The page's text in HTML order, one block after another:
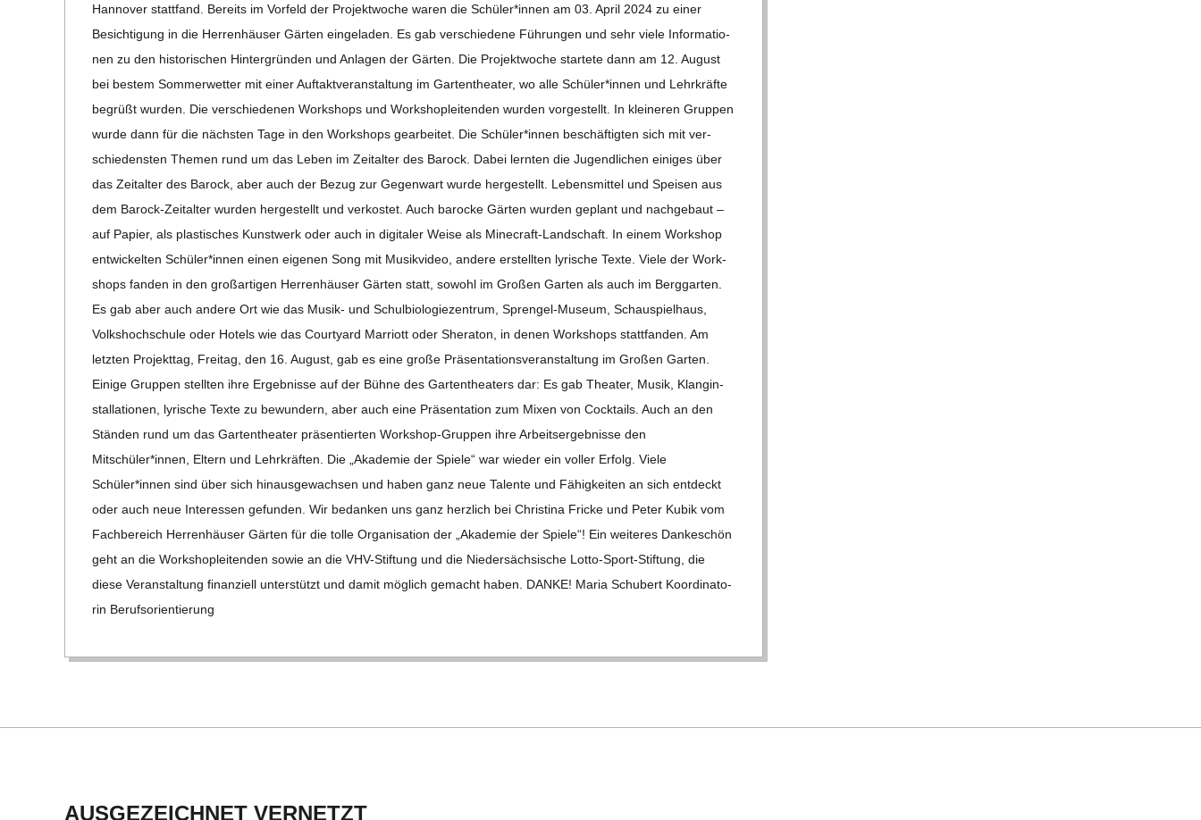
Han­no­ver statt­fand. Bereits im Vor­feld der Pro­jekt­wo­che waren die Schüler*innen am 03. April 2024 zu einer
Besich­ti­gung in die Her­ren­häu­ser Gär­ten ein­ge­la­den. Es gab ver­schie­dene Füh­run­gen und sehr viele Infor­ma­tio­
nen zu den his­to­ri­schen Hin­ter­grün­den und Anla­gen der Gär­ten. Die Pro­jekt­wo­che star­tete dann am 12. August
bei bes­tem Som­mer­wet­ter mit einer Auf­takt­ver­an­stal­tung im Gar­ten­thea­ter, wo alle Schüler*innen und Lehr­kräfte
begrüßt wur­den. Die ver­schie­de­nen Work­shops und Work­shop­lei­ten­den wur­den vor­ge­stellt. In klei­ne­ren Grup­pen
wurde dann für die nächs­ten Tage in den Work­shops gear­bei­tet. Die Schüler*innen beschäf­tig­ten sich mit ver­
schie­dens­ten The­men rund um das Leben im Zeit­al­ter des Barock. Dabei lern­ten die Jugend­li­chen eini­ges über
das Zeit­al­ter des Barock, aber auch der Bezug zur Gegen­wart wurde her­ge­stellt. Lebens­mit­tel und Spei­sen aus
dem Barock-Zei­t­al­­ter wur­den her­ge­stellt und ver­kos­tet. Auch baro­cke Gär­ten wur­den geplant und nach­ge­baut –
auf Papier, als plas­ti­sches Kunst­werk oder auch in digi­ta­ler Weise als Mine­­craft-Lan­d­­schaft. In einem Work­shop
ent­wi­ckel­ten Schüler*innen einen eige­nen Song mit Musik­vi­deo, andere erstell­ten lyri­sche Texte. Viele der Work­
shops fan­den in den groß­ar­ti­gen Her­ren­häu­ser Gär­ten statt, sowohl im Gro­ßen Gar­ten als auch im Berg­gar­ten.
Es gab aber auch andere Ort wie das Musik- und Schul­bio­lo­gie­zen­trum, Spren­­gel-Museum, Schau­spiel­haus,
Volks­hoch­schule oder Hotels wie das Cour­ty­ard Mar­riott oder She­ra­ton, in denen Work­shops statt­fan­den. Am
letz­ten Pro­jekt­tag, Frei­tag, den 16. August, gab es eine große Prä­sen­ta­ti­ons­ver­an­stal­tung im Gro­ßen Gar­ten.
Einige Grup­pen stell­ten ihre Ergeb­nisse auf der Bühne des Gar­ten­thea­ters dar: Es gab Thea­ter, Musik, Klang­in­
stal­la­tio­nen, lyri­sche Texte zu bewun­dern, aber auch eine Prä­sen­ta­tion zum Mixen von Cock­tails. Auch an den
Stän­den rund um das Gar­ten­thea­ter prä­sen­tier­ten Work­­shop-Grup­­pen ihre Arbeits­er­geb­nisse den
Mitschüler*innen, Eltern und Lehr­kräf­ten. Die „Aka­de­mie der Spiele“ war wie­der ein vol­ler Erfolg. Viele
Schüler*innen sind über sich hin­aus­ge­wach­sen und haben ganz neue Talente und Fähig­kei­ten an sich ent­deckt
oder auch neue Inter­es­sen gefun­den. Wir bedan­ken uns ganz herz­lich bei Chris­tina Fri­cke und Peter Kubik vom
Fach­be­reich Her­ren­häu­ser Gär­ten für die tolle Orga­ni­sa­tion der „Aka­de­mie der Spiele“! Ein wei­te­res Dan­ke­schön
geht an die Work­shop­lei­ten­den sowie an die VHV-Stif­­tung und die Nie­der­säch­si­sche Lotto-Sport-Stif­­tung, die
diese Ver­an­stal­tung finan­zi­ell unter­stützt und damit mög­lich gemacht haben. DANKE! Maria Schu­bert Koor­di­na­to­
rin Berufs­ori­en­tie­rung
AUSGEZEICHNET VERNETZT